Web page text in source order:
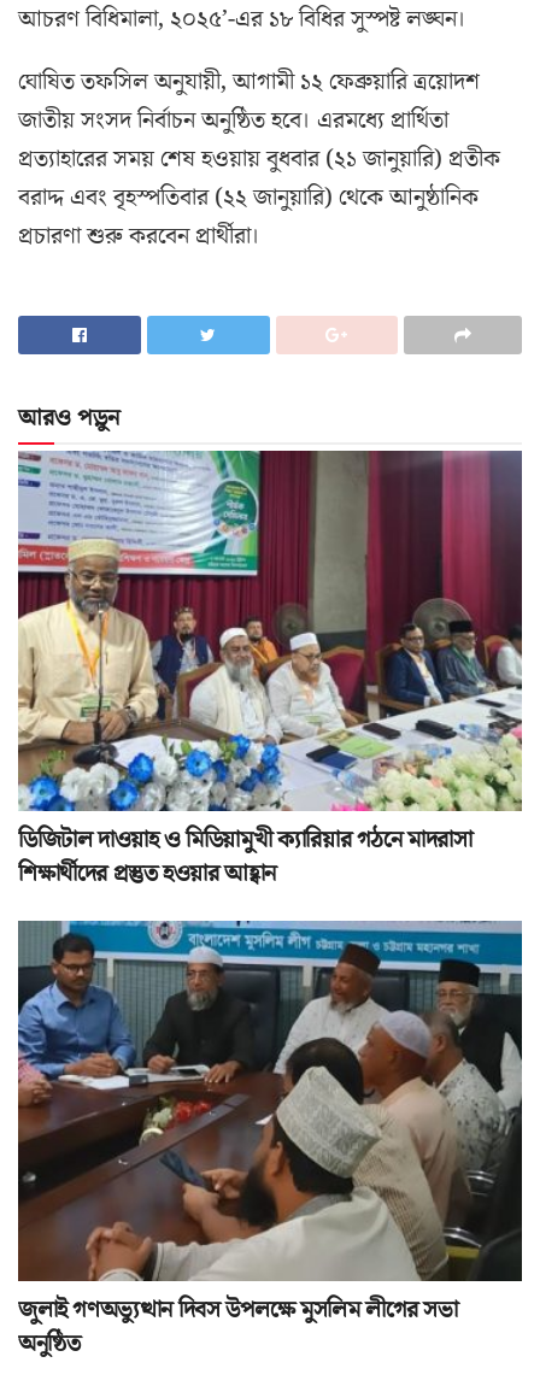
আচরণ বিধিমালা, ২০২৫’-এর ১৮ বিধির সুস্পষ্ট লঙ্ঘন।
ঘোষিত তফসিল অনুযায়ী, আগামী ১২ ফেব্রুয়ারি ত্রয়োদশ
জাতীয় সংসদ নির্বাচন অনুষ্ঠিত হবে। এরমধ্যে প্রার্থিতা
প্রত্যাহারের সময় শেষ হওয়ায় বুধবার (২১ জানুয়ারি) প্রতীক
বরাদ্দ এবং বৃহস্পতিবার (২২ জানুয়ারি) থেকে আনুষ্ঠানিক
প্রচারণা শুরু করবেন প্রার্থীরা।
আরও পড়ুন
ডিজিটাল দাওয়াহ ও মিডিয়ামুখী ক্যারিয়ার গঠনে মাদরাসা
শিক্ষার্থীদের প্রস্তুত হওয়ার আহ্বান
জুলাই গণঅভ্যুত্থান দিবস উপলক্ষে মুসলিম লীগের সভা
অনুষ্ঠিত